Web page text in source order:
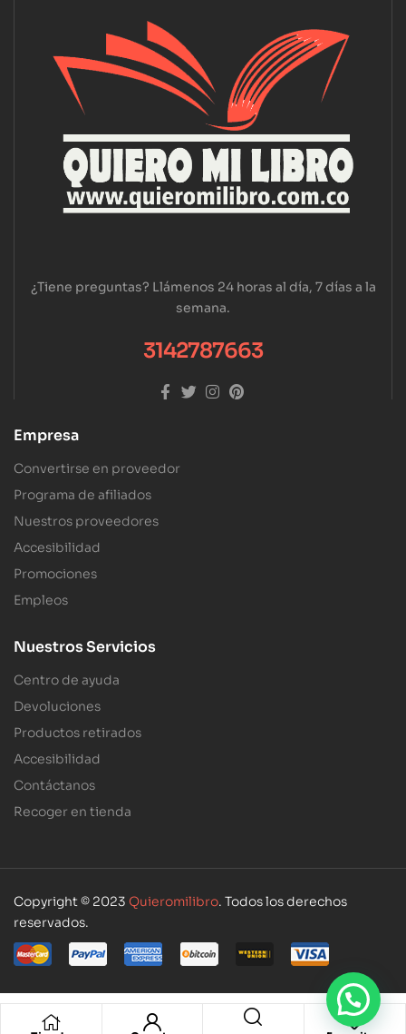
¿Tiene preguntas? Llámenos 24 horas al día, 7 días a la
semana.
3142787663
Empresa
Convertirse en proveedor
Programa de afiliados
Nuestros proveedores
Accesibilidad
Promociones
Empleos
Nuestros Servicios
Centro de ayuda
Devoluciones
Productos retirados
Accesibilidad
Contáctanos
Recoger en tienda
Copyright © 2023 Quieromilibro. Todos los derechos
reservados.